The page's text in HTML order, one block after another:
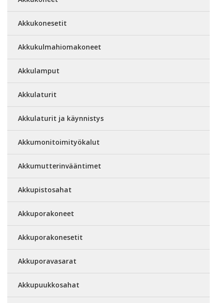
Akkukonesetit
Akkukulmahiomakoneet
Akkulamput
Akkulaturit
Akkulaturit ja käynnistys
Akkumonitoimityökalut
Akkumutterinvääntimet
Akkupistosahat
Akkuporakoneet
Akkuporakonesetit
Akkuporavasarat
Akkupuukkosahat